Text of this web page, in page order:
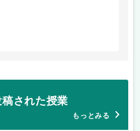
された授業
もっとみる